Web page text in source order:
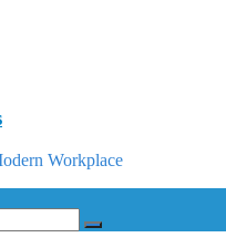
Workplace